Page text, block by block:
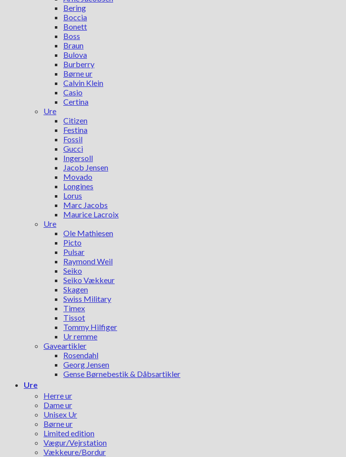
Bering
Boccia
Bonett
Boss
Braun
Bulova
Burberry
Børne ur
Calvin Klein
Casio
Certina
Ure
Citizen
Festina
Fossil
Gucci
Ingersoll
Jacob Jensen
Movado
Longines
Lorus
Marc Jacobs
Maurice Lacroix
Ure
Ole Mathiesen
Picto
Pulsar
Raymond Weil
Seiko
Seiko Vækkeur
Skagen
Swiss Military
Timex
Tissot
Tommy Hilfiger
Ur remme
Gaveartikler
Rosendahl
Georg Jensen
Gense Børnebestik & Dåbsartikler
Ure
Herre ur
Dame ur
Unisex Ur
Børne ur
Limited edition
Vægur/Vejrstation
Vækkeure/Bordur